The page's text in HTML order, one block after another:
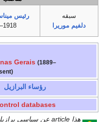
سبقه
دلفيم موريرا
رئيس
1918–1922
Gerais (1889–
رؤساء البرازيل
databases
هذا article عن سياسي برازيلي هو